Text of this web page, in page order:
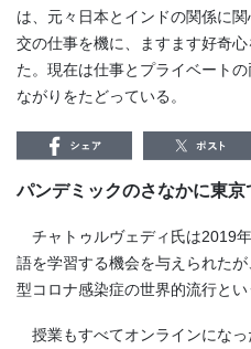
は、元々日本とインドの関係に
交の仕事を機に、ますます好奇
た。現在は仕事とプライベート
ながりをたどっている。
パンデミックのさなかに東
チャトゥルヴェディ氏は2019
語を学習する機会を与えられた
型コロナ感染症の世界的流行とい
授業もすべてオンラインにな